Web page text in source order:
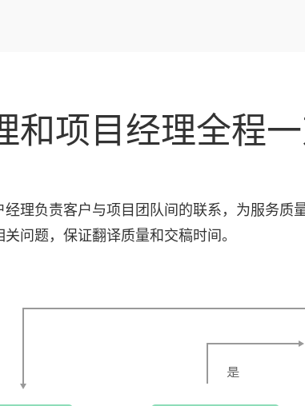
和项目经理全程
理负责客户与项目团队间的联系，为服务质
问题，保证翻译质量和交稿时间。